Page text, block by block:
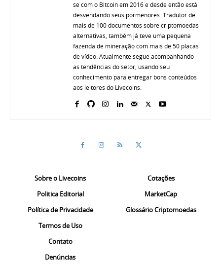
se com o Bitcoin em 2016 e desde então está
desvendando seus pormenores. Tradutor de
mais de 100 documentos sobre criptomoedas
alternativas, também já teve uma pequena
fazenda de mineração com mais de 50 placas
de vídeo. Atualmente segue acompanhando
as tendências do setor, usando seu
conhecimento para entregar bons conteúdos
aos leitores do Livecoins.
Sobre o Livecoins
Politica Editorial
Política de Privacidade
Termos de Uso
Contato
Denúncias
Cotações
MarketCap
Glossário Criptomoedas